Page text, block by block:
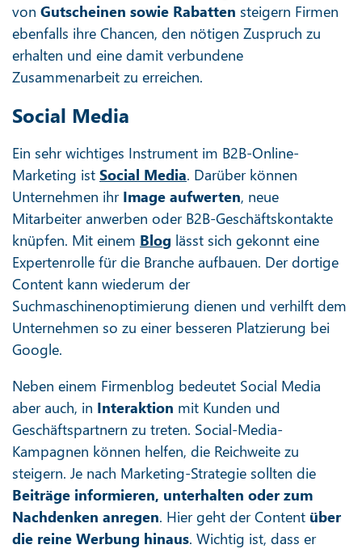
von Gutscheinen sowie Rabatten steigern Firmen
ebenfalls ihre Chancen, den nötigen Zuspruch zu
erhalten und eine damit verbundene
Zusammenarbeit zu erreichen.
Social Media
Ein sehr wichtiges Instrument im B2B-Online-
Marketing ist Social Media. Darüber können
Unternehmen ihr Image aufwerten, neue
Mitarbeiter anwerben oder B2B-Geschäftskontakte
knüpfen. Mit einem Blog lässt sich gekonnt eine
Expertenrolle für die Branche aufbauen. Der dortige
Content kann wiederum der
Suchmaschinenoptimierung dienen und verhilft dem
Unternehmen so zu einer besseren Platzierung bei
Google.
Neben einem Firmenblog bedeutet Social Media
aber auch, in Interaktion mit Kunden und
Geschäftspartnern zu treten. Social-Media-
Kampagnen können helfen, die Reichweite zu
steigern. Je nach Marketing-Strategie sollten die
Beiträge informieren, unterhalten oder zum
Nachdenken anregen. Hier geht der Content über
die reine Werbung hinaus. Wichtig ist, dass er